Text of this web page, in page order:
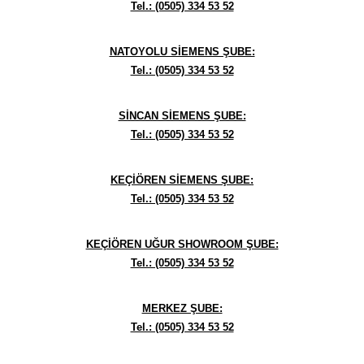
Tel.: (0505) 334 53 52
NATOYOLU SİEMENS ŞUBE:
Tel.: (0505) 334 53 52
SİNCAN SİEMENS ŞUBE:
Tel.: (0505) 334 53 52
KEÇİÖREN SİEMENS ŞUBE:
Tel.: (0505) 334 53 52
KEÇİÖREN UĞUR SHOWROOM ŞUBE:
Tel.: (0505) 334 53 52
MERKEZ ŞUBE:
Tel.: (0505) 334 53 52